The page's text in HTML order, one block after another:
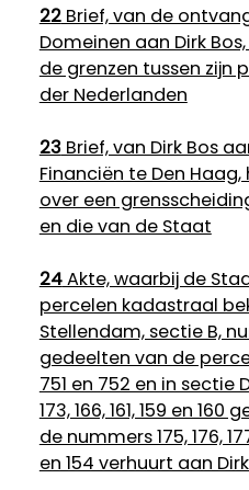
22Brief, van de
Domeinen aan Dirk
de grenzen tussen zijn
der Nederlanden
23Brief, van Dirk Bos
Financiën te Den
over een
en die van de Staat
24Akte, waarbij de
percelen kadastraal
Stellendam, sectie B,
gedeelten van de
751 en 752 en in sectie
173, 166, 161, 159 en
de nummers 175, 176,
en 154 verhuurt aan